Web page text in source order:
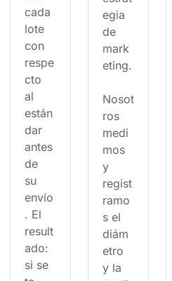
cada
lote
con
respe
cto
al
están
dar
antes
de
su
envío
. El
result
ado:
si se
egia
de
mark
eting.
Nosot
ros
medi
mos
y
regist
ramo
s el
diám
etro
y la